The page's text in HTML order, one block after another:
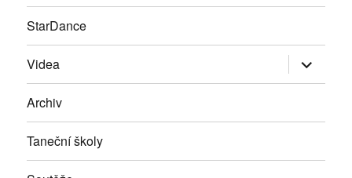
StarDance
Videa Zobrazit
položky
Archiv
Taneční školy